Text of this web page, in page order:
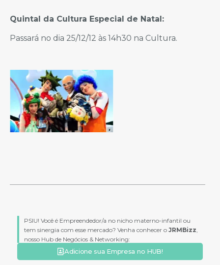
Quintal da Cultura Especial de Natal:
Passará no dia 25/12/12 às 14h30 na Cultura.
PSIU! Você é Empreendedor/a no nicho materno-infantil ou
tem sinergia com esse mercado? Venha conhecer o JRMBizz
nosso Hub de Negócios & Networking:
Adicione sua Empresa no HUB!